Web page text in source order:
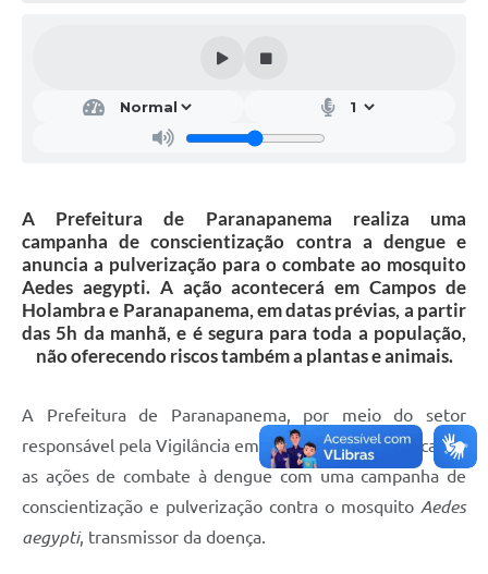
A Nossa Cidade
A Prefeitura de Paranapanema realiza uma
campanha de conscientização contra a dengue e
anuncia a pulverização para o combate ao mosquito
Aedes aegypti. A ação acontecerá em Campos de
Holambra e Paranapanema, em datas prévias, a partir
das 5h da manhã, e é segura para toda a população,
não oferecendo riscos também a plantas e animais.
A Prefeitura de Paranapanema, por meio do setor
responsável pela Vigilância em Saúde, está intensificando
as ações de combate à dengue com uma campanha de
conscientização e pulverização contra o mosquito Aedes
aegypti, transmissor da doença.